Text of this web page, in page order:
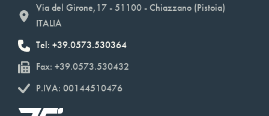
Via del Girone,17 - 51100 - Chiazzano (Pistoia)
ITALIA
Tel: +39.0573.530364
Fax: +39.0573.530432
P.IVA: 00144510476